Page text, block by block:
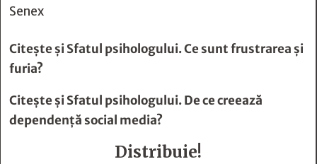
Senex
Citește șiSfatul psihologului. Ce sunt frustrarea şi
furia?
Citește șiSfatul psihologului. De ce creează
dependenţă social media?
Distribuie!